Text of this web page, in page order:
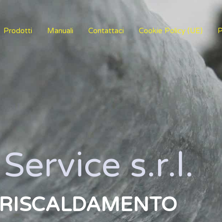
Prodotti Manuali Contattaci Cookie Policy (UE)
s.r.l.